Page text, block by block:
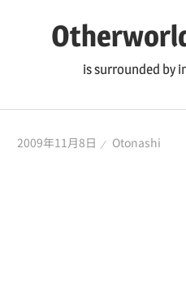
ツ
is surrounded by
2009年11月8日 Otonashi